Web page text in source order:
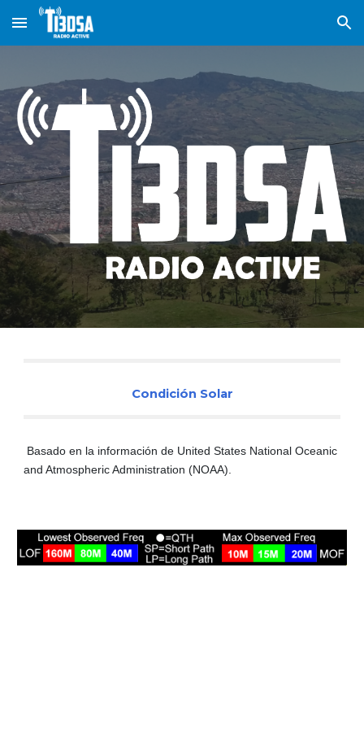
Skip to main content Skip to navigation
Condición Solar
Basado en la información de United States National Oceanic
and Atmospheric Administration (NOAA).